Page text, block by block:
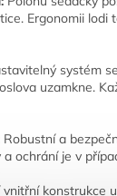
Ergonomii lodi
systém
uzamkne.
Robustní a
ochrání je v
vnitřní konstrukce